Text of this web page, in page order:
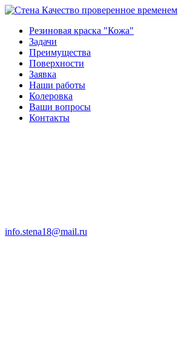
Качество проверенное временем
Резиновая краска "Кожа"
Задачи
Преимущества
Поверхности
Заявка
Наши работы
Колеровка
Ваши вопросы
Контакты
info.stena18@mail.ru